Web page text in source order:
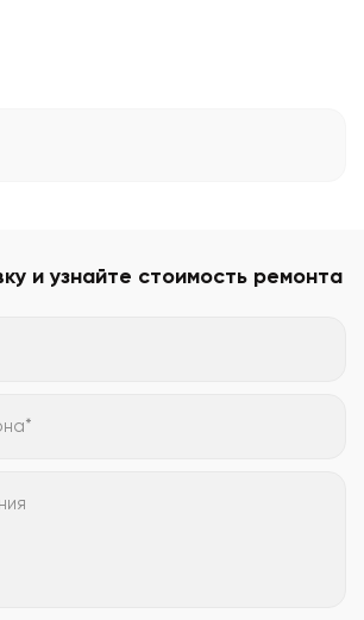
и узнайте стоимость ремонта